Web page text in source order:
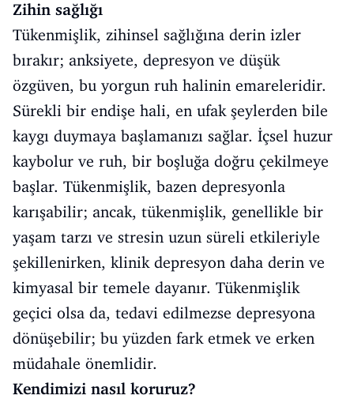
Zihin sağlığı
Tükenmişlik, zihinsel sağlığına derin izler
bırakır; anksiyete, depresyon ve düşük
özgüven, bu yorgun ruh halinin emareleridir.
Sürekli bir endişe hali, en ufak şeylerden bile
kaygı duymaya başlamanızı sağlar. İçsel huzur
kaybolur ve ruh, bir boşluğa doğru çekilmeye
başlar. Tükenmişlik, bazen depresyonla
karışabilir; ancak, tükenmişlik, genellikle bir
yaşam tarzı ve stresin uzun süreli etkileriyle
şekillenirken, klinik depresyon daha derin ve
kimyasal bir temele dayanır. Tükenmişlik
geçici olsa da, tedavi edilmezse depresyona
dönüşebilir; bu yüzden fark etmek ve erken
müdahale önemlidir.
Kendimizi nasıl koruruz?